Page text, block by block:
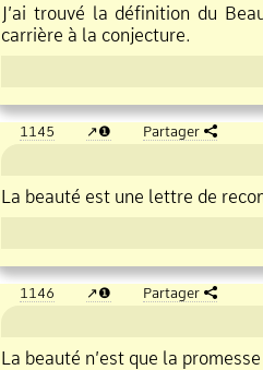
J’ai trouvé la définition du
carrière à la conjecture.
1145 ❶ Partager
La beauté est une lettre de
1146 ❶ Partager
La beauté n’est que la